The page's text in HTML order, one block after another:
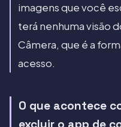
imagens que você
terá nenhuma visão
Câmera, que é a
acesso.
O que acontece